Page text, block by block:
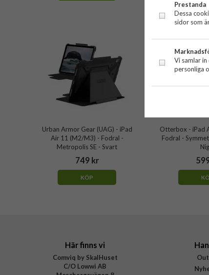
Urban Armor Gear (UAG) - iPad
Air 11 (M2/M3) - Fodral -
Metropolis SE - Svart
749 kr
KÖP
Otterbox - iPad
Fodral -
Här finns vi
Comviq by SkalHuset
C/O Lowwi AB
Prestanda
Dessa
sidor som
Vi samlar
personliga